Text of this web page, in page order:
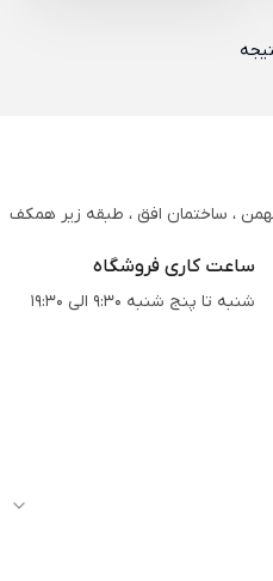
بهمن ، ساختمان افق ، طبقه زیر همکف
ساعت کاری فروشگاه
شنبه تا پنج شنبه 9:30 الی 19:30